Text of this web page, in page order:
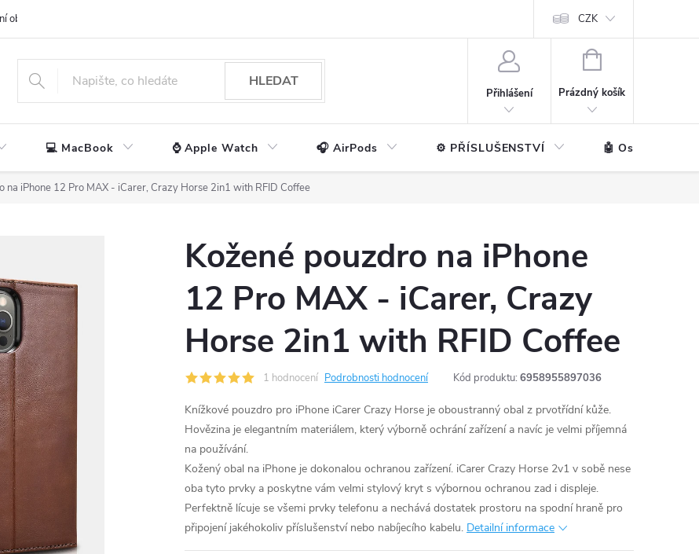
obchodu CZK
HLEDAT
Přihlášení
NÁKUPNÍ
Prázdný košík
💻 MacBook ⌚ Apple Watch 🎧 AirPods ⚙️ PŘÍSLUŠENSTVÍ 🤖 Ostatní
na iPhone 12 Pro MAX - iCarer, Crazy Horse 2in1 with RFID Coffee
Kožené pouzdro na iPhone
12 Pro MAX - iCarer, Crazy
Horse 2in1 with RFID Coffee
1 hodnocení Podrobnosti hodnocení Kód produktu: 6958955897036
Knížkové pouzdro pro iPhone iCarer Crazy Horse je oboustranný obal z prvotřídní kůže.
Hovězina je elegantním materiálem, který výborně ochrání zařízení a navíc je velmi příjemná
na používání.
Kožený obal na iPhone je dokonalou ochranou zařízení. iCarer Crazy Horse 2v1 v sobě nese
oba tyto prvky a poskytne vám velmi stylový kryt s výbornou ochranou zad i displeje.
Perfektně lícuje se všemi prvky telefonu a nechává dostatek prostoru na spodní hraně pro
připojení jakéhokoliv příslušenství nebo nabíjecího kabelu. Detailní informace